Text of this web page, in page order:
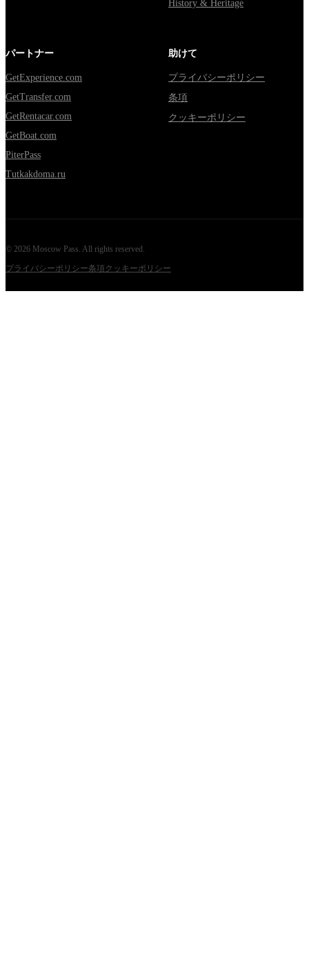
History & Heritage
パートナー
GetExperience.com
GetTransfer.com
GetRentacar.com
GetBoat.com
PiterPass
Tutkakdoma.ru
助けて
プライバシーポリシー
条項
クッキーポリシー
© 2026 Moscow Pass . All rights reserved.
プライバシーポリシー条項 クッキーポリシー